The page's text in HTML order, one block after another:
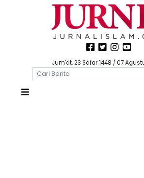
Jum'at, 23 Safar 1448 / 07